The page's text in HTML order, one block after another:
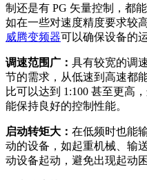
制还是有 PG 矢量控制，都
如在一些对速度精度要求较
威腾变频器可以确保设备的
调速范围广： 具有较宽的调
节的需求，从低速到高速都
比可以达到 1:100 甚至更高
能保持良好的控制性能。
启动转矩大： 在低频时也能
动的设备，如起重机械、输
动设备起动，避免出现起动